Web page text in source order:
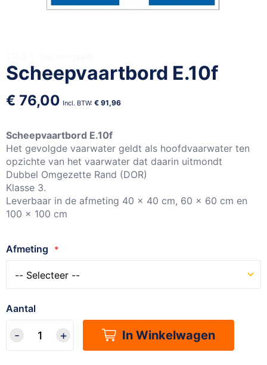
Scheepvaartbord E.10f
€ 76,00 € 91,96
Scheepvaartbord E.10f
Het gevolgde vaarwater geldt als hoofdvaarwater ten
opzichte van het vaarwater dat daarin uitmondt
Dubbel Omgezette Rand (DOR)
Klasse 3.
Leverbaar in de afmeting 40 x 40 cm, 60 x 60 cm en
100 x 100 cm
Afmeting
Aantal
In Winkelwagen
naar
het
begin
van
afbeeldingen-
gallerij